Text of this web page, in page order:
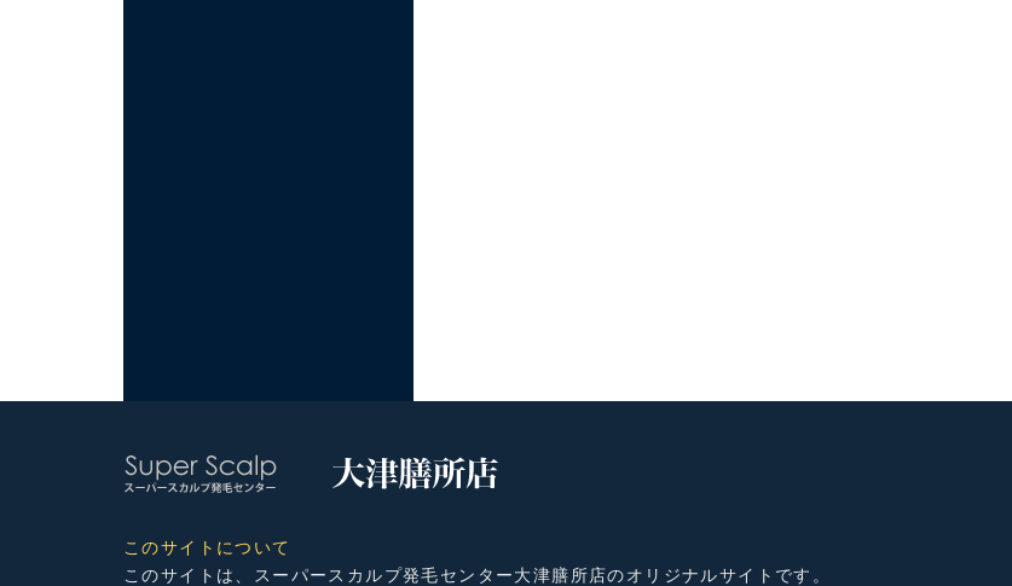
このサイトについて
このサイトは、スーパースカルプ発毛センター大津膳所店のオリジナルサイトです。